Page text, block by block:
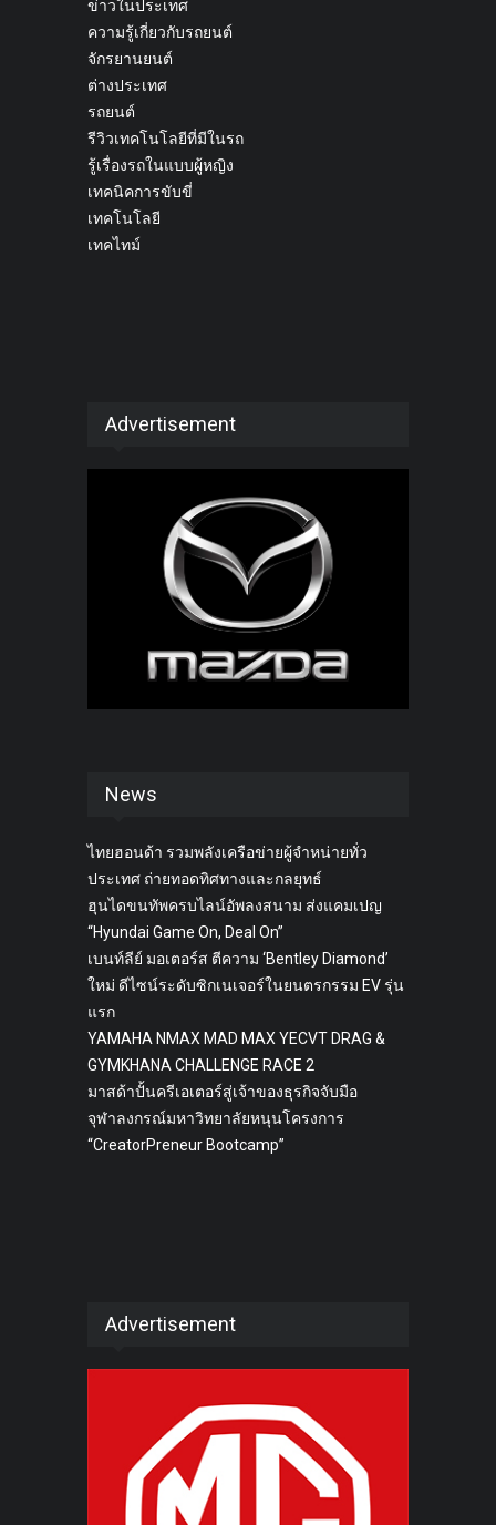
ข่าวในประเทศ
ความรู้เกี่ยวกับรถยนต์
จักรยานยนต์
ต่างประเทศ
รถยนต์
รีวิวเทคโนโลยีที่มีในรถ
รู้เรื่องรถในแบบผู้หญิง
เทคนิคการขับขี่
เทคโนโลยี
เทคไทม์
Advertisement
News
ไทยฮอนด้า รวมพลังเครือข่ายผู้จำหน่ายทั่ว
ประเทศ ถ่ายทอดทิศทางและกลยุทธ์
ฮุนไดขนทัพครบไลน์อัพลงสนาม ส่งแคมเปญ
“Hyundai Game On, Deal On”
เบนท์ลีย์ มอเตอร์ส ตีความ ‘Bentley Diamond’
ใหม่ ดีไซน์ระดับซิกเนเจอร์ในยนตรกรรม EV รุ่น
แรก
YAMAHA NMAX MAD MAX YECVT DRAG &
GYMKHANA CHALLENGE RACE 2
มาสด้าปั้นครีเอเตอร์สู่เจ้าของธุรกิจจับมือ
จุฬาลงกรณ์มหาวิทยาลัยหนุนโครงการ
“CreatorPreneur Bootcamp”
Advertisement